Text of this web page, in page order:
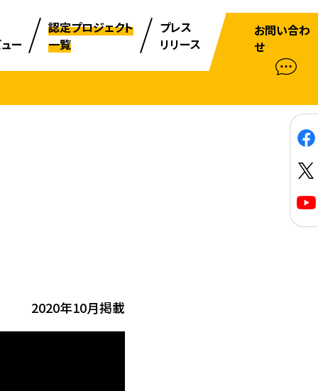
ー
認定プロジェクト
一覧
プレス
リリース
お問い合わ
せ
2020年10月掲載